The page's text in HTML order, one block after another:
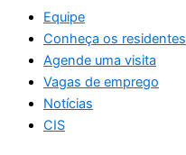
Equipe
Conheça os residentes
Agende uma visita
Vagas de emprego
Notícias
CIS